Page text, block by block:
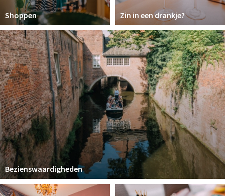
Musea, theaters & podia
Uitjes & activiteiten
Toeristische routes
Natuurgebieden
Baroniepoorten
Sport
Andere City Apps
Inloggen
Shoppen Zin in een drankje?
Bezienswaardigheden